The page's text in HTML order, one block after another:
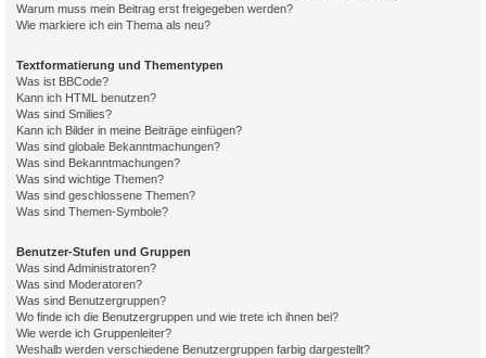
Warum muss mein Beitrag erst freigegeben werden?
Wie markiere ich ein Thema als neu?
Textformatierung und Thementypen
Was ist BBCode?
Kann ich HTML benutzen?
Was sind Smilies?
Kann ich Bilder in meine Beiträge einfügen?
Was sind globale Bekanntmachungen?
Was sind Bekanntmachungen?
Was sind wichtige Themen?
Was sind geschlossene Themen?
Was sind Themen-Symbole?
Benutzer-Stufen und Gruppen
Was sind Administratoren?
Was sind Moderatoren?
Was sind Benutzergruppen?
Wo finde ich die Benutzergruppen und wie trete ich ihnen bei?
Wie werde ich Gruppenleiter?
Weshalb werden verschiedene Benutzergruppen farbig dargestellt?